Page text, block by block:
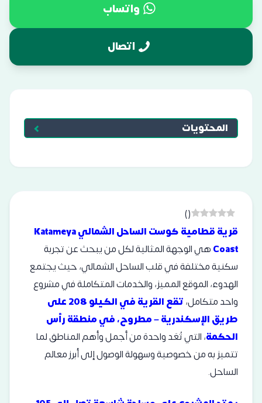
واتساب
اتصال
المحتويات
(
)
قرية قطامية كوست الساحل الشمالي Katameya
Coastهي الوجهة المثالية لكل من يبحث عن تجربة
سكنية مختلفة في قلب الساحل الشمالي، حيث يجتمع
الهدوء، الموقع المميز، والخدمات المتكاملة في مشروع
واحد متكامل،
تقع القرية في الكيلو 208 على
طريق الإسكندرية – مطروح، في منطقة رأس
الحكمة، التي تُعَد واحدة من أجمل وأهم المناطق لما
تتميز به من خصوصية وسهولة الوصول إلى أبرز معالم
الساحل.